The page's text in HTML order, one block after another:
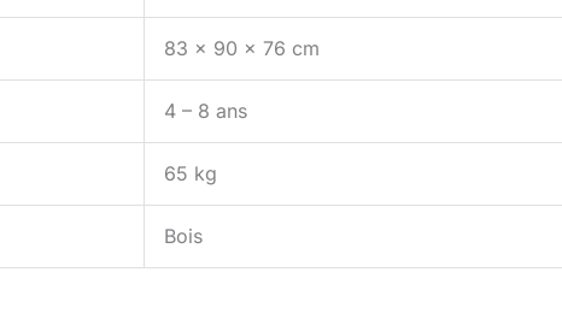
83 x 90 x 76 cm
4 – 8 ans
65 kg
Bois